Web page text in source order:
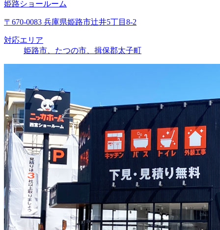
姫路ショールーム
〒670-0083 兵庫県姫路市辻井5丁目8-2
対応エリア
姫路市、たつの市、揖保郡太子町